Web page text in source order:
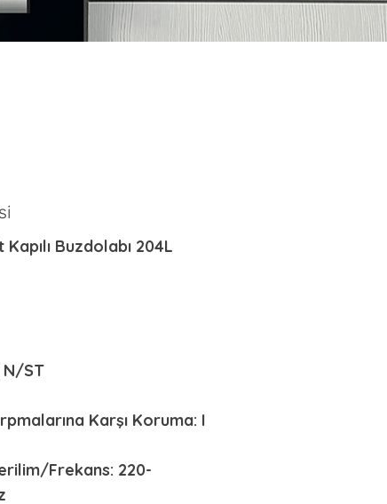
Buzdolabı 204L
N/ST
Karşı Koruma: I
Frekans: 220-